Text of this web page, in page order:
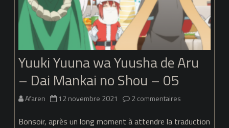
Mankai
no
Shou
–
Yuuki Yuuna wa Yuusha de Aru
– Dai Mankai no Shou – 05
Afaren 12 novembre 2021 2 commentaires
Bonsoir, après un long moment à attendre la traduction